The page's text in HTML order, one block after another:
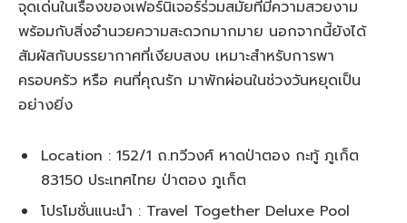
จุดเด่นในเรื่องของเฟอร์นิเจอร์ร่วมสมัยที่มีความสวยงาม
พร้อมกับสิ่งอำนวยความสะดวกมากมาย นอกจากนี้ยังได้
สัมผัสกับบรรยากาศที่เงียบสงบ เหมาะสำหรับการพา
ครอบครัว หรือ คนที่คุณรัก มาพักผ่อนในช่วงวันหยุดเป็น
อย่างยิ่ง
Location : 152/1 ถ.ทวีวงศ์ หาดป่าตอง กะทู้ ภูเก็ต
83150 ประเทศไทย ป่าตอง ภูเก็ต
โปรโมชั่นแนะนำ : Travel Together Deluxe Pool